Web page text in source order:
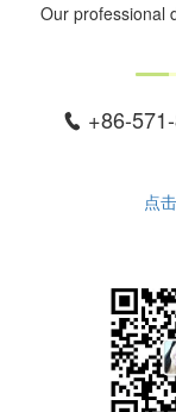
Our professional
+86-
点